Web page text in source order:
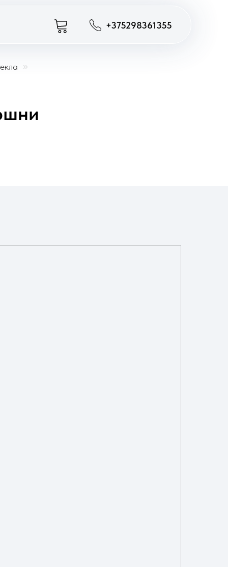
+375298361355
»